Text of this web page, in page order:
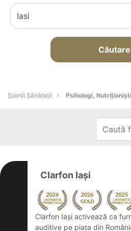
Căutare
Şoimii Sănătații Psihologi,
Clarfon Iași
Clarfon Iași activează ca
auditive pe piața din